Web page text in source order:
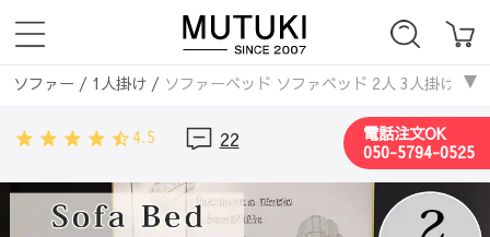
ソファー / 1人掛け/ ソファーベッド ソファベッド 2人 3人掛け
ソファー/3人掛け/
ソファーベッド ソファベッド 2人 3人掛け
ソファーベッド ソファベッド 2人 3人掛け
ソファー/エアレザー/ソファーベッド ソファベッド 2人 3人掛
ソファー/無垢材フレーム/ソファーベッド ソファベッド 2人 3人
4.5 22
電話注文OK
050-5794-0525